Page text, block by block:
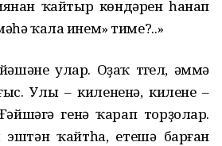
ҡайтыр көндәрен һанап
ҡала инем» тиме?..»
улар. Оҙаҡ түгел, әммә
Улы – килененә, килене –
генә ҡарап торҙолар.
эштән ҡайтһа, етешә барған